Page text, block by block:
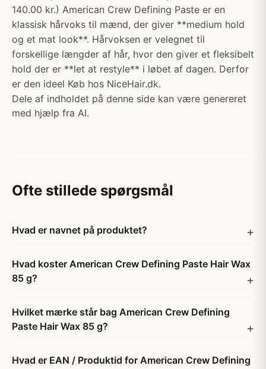
140.00 kr.) American Crew Defining Paste er en
klassisk hårvoks til mænd, der giver **medium hold
og et mat look**. Hårvoksen er velegnet til
forskellige længder af hår, hvor den giver et fleksibelt
hold der er **let at restyle** i løbet af dagen. Derfor
er den ideel Køb hos NiceHair.dk.
Dele af indholdet på denne side kan være genereret
med hjælp fra AI.
Ofte stillede spørgsmål
Hvad er navnet på produktet?
Hvad koster American Crew Defining Paste Hair Wax
85 g?
Hvilket mærke står bag American Crew Defining
Paste Hair Wax 85 g?
Hvad er EAN / Produktid for American Crew Defining